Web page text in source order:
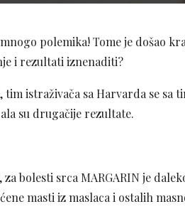
polemika! Tome je došao
i rezultati iznenaditi?
istraživača sa Harvarda se sa
su drugačije rezultate.
za bolesti srca MARGARIN je
masti iz maslaca i ostalih